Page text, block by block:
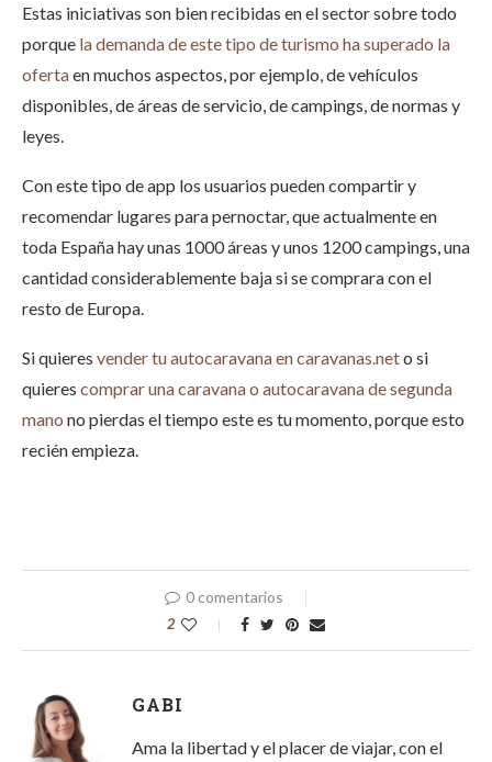
Estas iniciativas son bien recibidas en el sector sobre todo
porque la demanda de este tipo de turismo ha superado la
ofertaen muchos aspectos, por ejemplo, de vehículos
disponibles, de áreas de servicio, de campings, de normas y
leyes.
Con este tipo de app los usuarios pueden compartir y
recomendar lugares para pernoctar, que actualmente en
toda España hay unas 1000 áreas y unos 1200 campings, una
cantidad considerablemente baja si se comprara con el
resto de Europa.
Si quieres vender tu autocaravana en caravanas.neto si
quieres comprar una caravana o autocaravana de segunda
mano no pierdas el tiempo este es tu momento, porque esto
recién empieza.
0 comentarios
2
GABI
Ama la libertad y el placer de viajar, con el